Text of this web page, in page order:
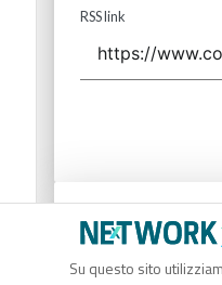
Su questo sito
RSS link
Codice
Clicca sul pulsante